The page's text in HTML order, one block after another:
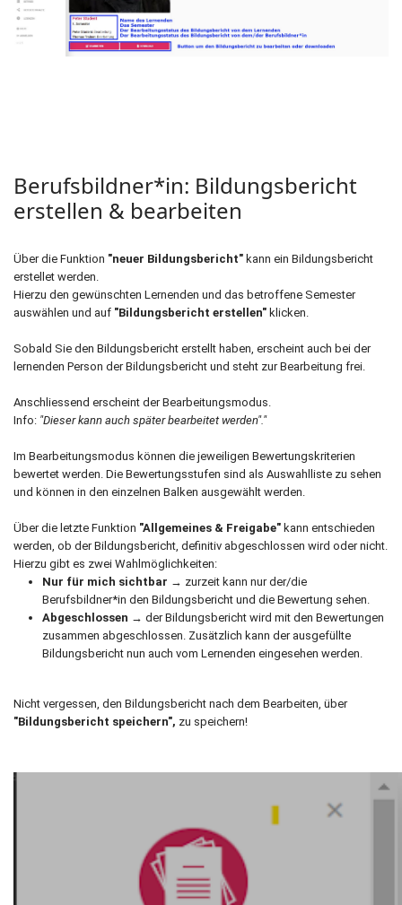
Berufsbildner*in: Bildungsbericht
erstellen & bearbeiten
Über die Funktion "neuer Bildungsbericht" kann ein Bildungsbericht
erstellet werden.
Hierzu den gewünschten Lernenden und das betroffene Semester
auswählen und auf "Bildungsbericht erstellen" klicken.
Sobald Sie den Bildungsbericht erstellt haben, erscheint auch bei der
lernenden Person der Bildungsbericht und steht zur Bearbeitung frei.
Anschliessend erscheint der Bearbeitungsmodus.
Info: "Dieser kann auch später bearbeitet werden"."
Im Bearbeitungsmodus können die jeweiligen Bewertungskriterien
bewertet werden. Die Bewertungsstufen sind als Auswahlliste zu sehen
und können in den einzelnen Balken ausgewählt werden.
Über die letzte Funktion "Allgemeines & Freigabe" kann entschieden
werden, ob der Bildungsbericht, definitiv abgeschlossen wird oder nicht.
Hierzu gibt es zwei Wahlmöglichkeiten:
Nur für mich sichtbar → zurzeit kann nur der/die
Berufsbildner*in den Bildungsbericht und die Bewertung sehen.
Abgeschlossen → der Bildungsbericht wird mit den Bewertungen
zusammen abgeschlossen. Zusätzlich kann der ausgefüllte
Bildungsbericht nun auch vom Lernenden eingesehen werden.
Nicht vergessen, den Bildungsbericht nach dem Bearbeiten, über
"Bildungsbericht speichern", zu speichern!